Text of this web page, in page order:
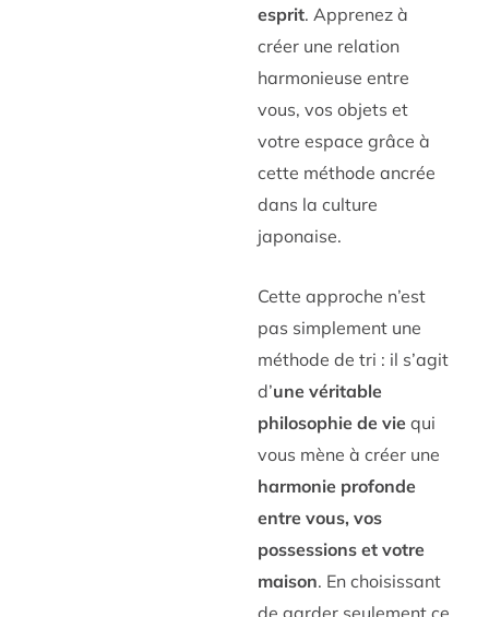
esprit. Apprenez à
créer une relation
harmonieuse entre
vous, vos objets et
votre espace grâce à
cette méthode ancrée
dans la culture
japonaise.
Cette approche n’est
pas simplement une
méthode de tri : il s’agit
d’une véritable
philosophie de viequi
vous mène à créer une
harmonie profonde
entre vous, vos
possessions et votre
maison. En choisissant
de garder seulement ce